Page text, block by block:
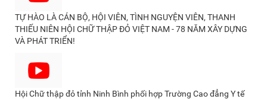
TỰ HÀO LÀ CÁN BỘ, HỘI VIÊN, TÌNH NGUYỆN VIÊN, THANH
THIẾU NIÊN HỘI CHỮ THẬP ĐỎ VIỆT NAM - 78 NĂM XÂY DỰNG
VÀ PHÁT TRIỂN!
Hội Chữ thập đỏ tỉnh Ninh Bình phối hợp Trường Cao đẳng Y tế